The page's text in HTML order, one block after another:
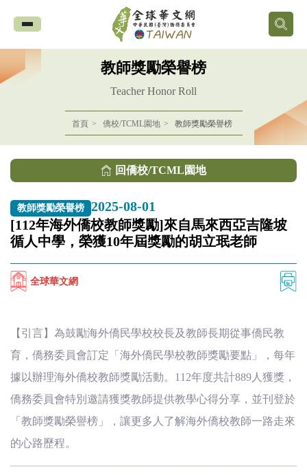
全
球
華
網
中
華
民
國
(臺
灣)
僑
務
委
教師獎勵榮譽榜
Teacher Honor Roll
首頁 僑校/TCML園地 教師獎勵榮譽榜
回僑校/TCML園地
教師獎勵榮譽榜
2025-08-01
[112年海外僑校教師獎勵]來自馬來西亞吉隆坡
循人中學，榮獲10年屆獎勵的胡立珉老師
全球華文網
【引言】為鼓勵海外僑民學校校長及教師長期從事僑民教
育，僑務委員會訂定「海外僑民學校教師獎勵要點」，每年
據以辦理海外僑校教師獎勵活動。112年度共計889人獲獎，
僑務委員會特別邀請獲獎教師提供教學心得分享，並刊登於
「教師獎勵榮譽榜」，讓更多人了解海外僑校教師一路走來
的心路歷程。